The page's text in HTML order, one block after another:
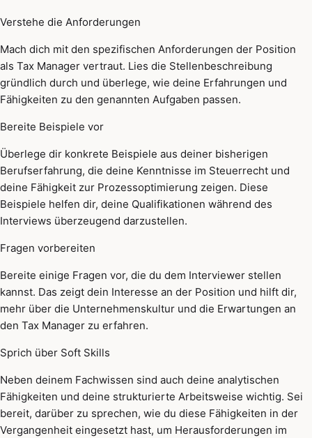
Verstehe die Anforderungen
Mach dich mit den spezifischen Anforderungen der Position
als Tax Manager vertraut. Lies die Stellenbeschreibung
gründlich durch und überlege, wie deine Erfahrungen und
Fähigkeiten zu den genannten Aufgaben passen.
Bereite Beispiele vor
Überlege dir konkrete Beispiele aus deiner bisherigen
Berufserfahrung, die deine Kenntnisse im Steuerrecht und
deine Fähigkeit zur Prozessoptimierung zeigen. Diese
Beispiele helfen dir, deine Qualifikationen während des
Interviews überzeugend darzustellen.
Fragen vorbereiten
Bereite einige Fragen vor, die du dem Interviewer stellen
kannst. Das zeigt dein Interesse an der Position und hilft dir,
mehr über die Unternehmenskultur und die Erwartungen an
den Tax Manager zu erfahren.
Sprich über Soft Skills
Neben deinem Fachwissen sind auch deine analytischen
Fähigkeiten und deine strukturierte Arbeitsweise wichtig. Sei
bereit, darüber zu sprechen, wie du diese Fähigkeiten in der
Vergangenheit eingesetzt hast, um Herausforderungen im